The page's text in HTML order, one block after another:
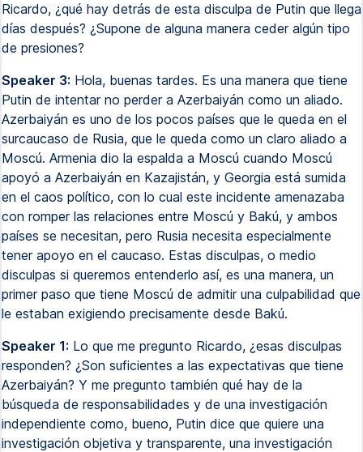
Ricardo, ¿qué hay detrás de esta disculpa de Putin que llega
días después? ¿Supone de alguna manera ceder algún tipo
de presiones?
Speaker 3: Hola, buenas tardes. Es una manera que tiene
Putin de intentar no perder a Azerbaiyán como un aliado.
Azerbaiyán es uno de los pocos países que le queda en el
surcaucaso de Rusia, que le queda como un claro aliado a
Moscú. Armenia dio la espalda a Moscú cuando Moscú
apoyó a Azerbaiyán en Kazajistán, y Georgia está sumida
en el caos político, con lo cual este incidente amenazaba
con romper las relaciones entre Moscú y Bakú, y ambos
países se necesitan, pero Rusia necesita especialmente
tener apoyo en el caucaso. Estas disculpas, o medio
disculpas si queremos entenderlo así, es una manera, un
primer paso que tiene Moscú de admitir una culpabilidad que
le estaban exigiendo precisamente desde Bakú.
Speaker 1: Lo que me pregunto Ricardo, ¿esas disculpas
responden? ¿Son suficientes a las expectativas que tiene
Azerbaiyán? Y me pregunto también qué hay de la
búsqueda de responsabilidades y de una investigación
independiente como, bueno, Putin dice que quiere una
investigación objetiva y transparente, una investigación